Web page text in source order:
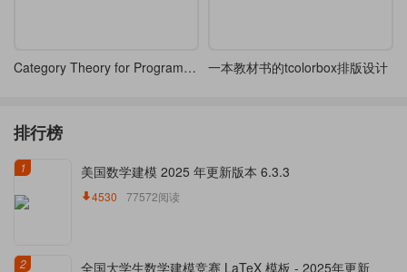
Category Theory for Programmers 书籍latex排版 一本教材书的tcolorbox排版设计
排行榜
1 美国数学建模 2025 年更新版本 6.3.3
4530 77572阅读
2 全国大学生数学建模竞赛 LaTeX 模板 - 2025年更新